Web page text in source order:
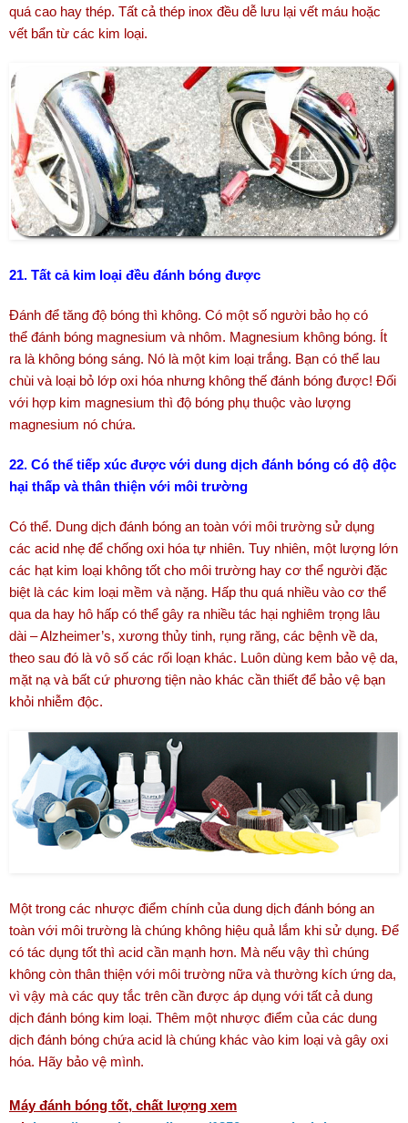
quá cao hay thép. Tất cả thép inox đều dễ lưu lại vết máu hoặc
vết bẩn từ các kim loại.
21. Tất cả kim loại đều đánh bóng được
Đánh để tăng độ bóng thì không. Có một số người bảo họ có
thể đánh bóng magnesium và nhôm. Magnesium không bóng. Ít
ra là không bóng sáng. Nó là một kim loại trắng. Bạn có thể lau
chùi và loại bỏ lớp oxi hóa nhưng không thế đánh bóng được! Đối
với hợp kim magnesium thì độ bóng phụ thuộc vào lượng
magnesium nó chứa.
22. Có thể tiếp xúc được với dung dịch đánh bóng có độ độc
hại thấp và thân thiện với môi trường
Có thể. Dung dịch đánh bóng an toàn với môi trường sử dụng
các acid nhẹ để chống oxi hóa tự nhiên. Tuy nhiên, một lượng lớn
các hạt kim loại không tốt cho môi trường hay cơ thể người đặc
biệt là các kim loại mềm và nặng. Hấp thu quá nhiều vào cơ thể
qua da hay hô hấp có thể gây ra nhiều tác hại nghiêm trọng lâu
dài – Alzheimer’s, xương thủy tinh, rụng răng, các bệnh về da,
theo sau đó là vô số các rối loạn khác. Luôn dùng kem bảo vệ da,
mặt nạ và bất cứ phương tiện nào khác cần thiết để bảo vệ bạn
khỏi nhiễm độc.
Một trong các nhược điểm chính của dung dịch đánh bóng an
toàn với môi trường là chúng không hiệu quả lắm khi sử dụng. Để
có tác dụng tốt thì acid cần mạnh hơn. Mà nếu vậy thì chúng
không còn thân thiện với môi trường nữa và thường kích ứng da,
vì vậy mà các quy tắc trên cần được áp dụng với tất cả dung
dịch đánh bóng kim loại. Thêm một nhược điểm của các dung
dịch đánh bóng chứa acid là chúng khác vào kim loại và gây oxi
hóa. Hãy bảo vệ mình.
Máy đánh bóng tốt, chất lượng xem